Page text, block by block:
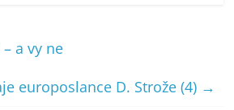
a vy ne
europoslance D. Strože (4) →